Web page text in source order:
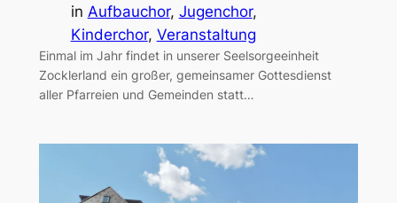
in Aufbauchor, Jugenchor
Kinderchor, Veranstaltung
Einmal im Jahr findet in unserer Seelsorgeeinheit
Zocklerland ein großer, gemeinsamer Gottesdienst
aller Pfarreien und Gemeinden statt…